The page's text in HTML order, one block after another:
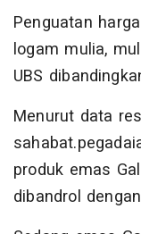
Penguatan
logam mulia,
UBS
Menurut data
produk emas
dibandrol